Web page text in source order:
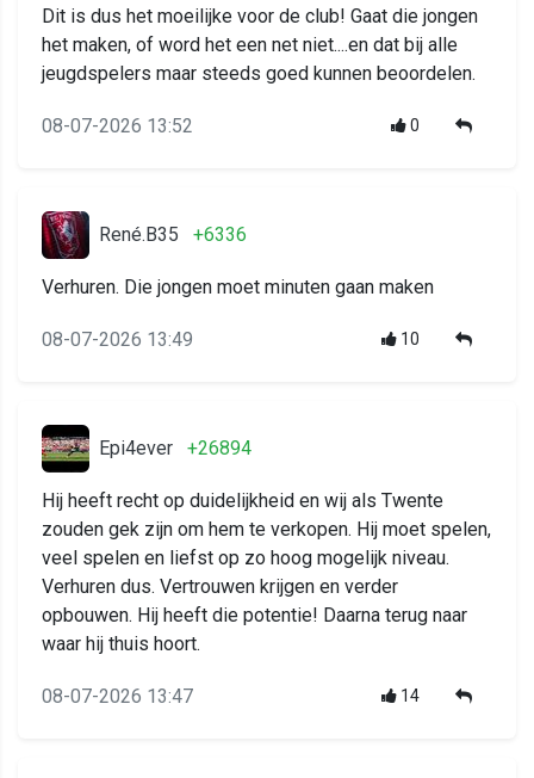
Dit is dus het moeilijke voor de club! Gaat die jongen
het maken, of word het een net niet....en dat bij alle
jeugdspelers maar steeds goed kunnen beoordelen.
08-07-2026 13:52 0
René.B35 +6336
Verhuren. Die jongen moet minuten gaan maken
08-07-2026 13:49 10
Epi4ever +26894
Hij heeft recht op duidelijkheid en wij als Twente
zouden gek zijn om hem te verkopen. Hij moet spelen,
veel spelen en liefst op zo hoog mogelijk niveau.
Verhuren dus. Vertrouwen krijgen en verder
opbouwen. Hij heeft die potentie! Daarna terug naar
waar hij thuis hoort.
08-07-2026 13:47 14